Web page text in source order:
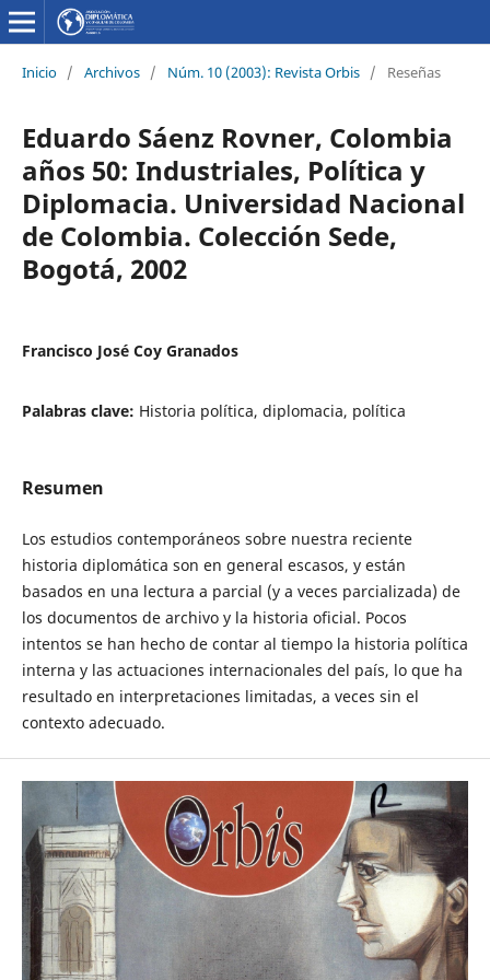
Inicio / Archivos / Núm. 10 (2003): Revista Orbis / Reseñas
Eduardo Sáenz Rovner, Colombia
años 50: Industriales, Política y
Diplomacia. Universidad Nacional
de Colombia. Colección Sede,
Bogotá, 2002
Francisco José Coy Granados
Palabras clave: Historia política, diplomacia, política
Resumen
Los estudios contemporáneos sobre nuestra reciente
historia diplomática son en general escasos, y están
basados en una lectura a parcial (y a veces parcializada) de
los documentos de archivo y la historia oficial. Pocos
intentos se han hecho de contar al tiempo la historia política
interna y las actuaciones internacionales del país, lo que ha
resultado en interpretaciones limitadas, a veces sin el
contexto adecuado.